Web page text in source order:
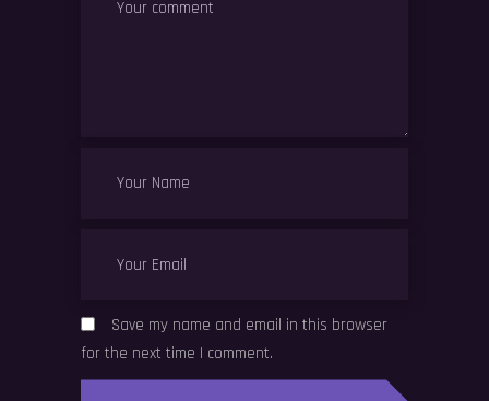
Save my name and email in this browser
for the next time I comment.